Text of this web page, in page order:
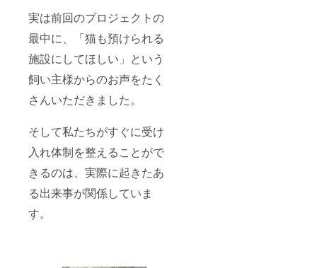
実は前回のプロジェクトの
最中に、「猫も預けられる
施設にしてほしい」という
飼い主様からのお声をたく
さんいただきました。
そして私たちがすぐに受け
入れ体制を整えることがで
きるのは、実際に起きたあ
る出来事が関係していま
す。